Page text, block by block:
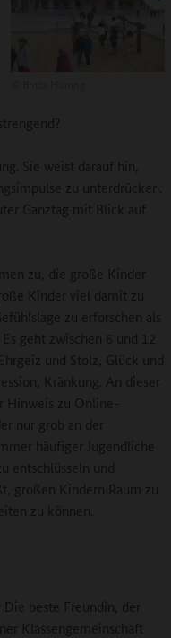
Sie weist darauf hin,
zu unterdrücken.
Ganztag mit Blick auf
zu, die große Kinder
Kinder viel damit zu
zu erforschen als
geht zwischen 6 und 12
und Stolz, Glück und
Kränkung. An dieser
Hinweis zu Online-
nur grob an der
häufiger Jugendliche
entschlüsseln und
großen Kindern Raum zu
zu können.
beste Freundin, der
Klassengemeinschaft